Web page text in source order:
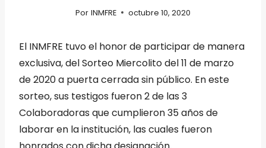
Por INMFRE octubre 10, 2020
El INMFRE tuvo el honor de participar de manera
exclusiva, del Sorteo Miercolito del 11 de marzo
de 2020 a puerta cerrada sin público. En este
sorteo, sus testigos fueron 2 de las 3
Colaboradoras que cumplieron 35 años de
laborar en la institución, las cuales fueron